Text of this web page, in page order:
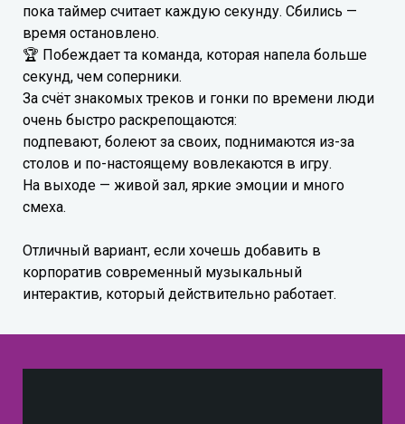
пока таймер считает каждую секунду. Сбились —
время остановлено.
🏆 Побеждает та команда, которая напела больше
секунд, чем соперники.
За счёт знакомых треков и гонки по времени люди
очень быстро раскрепощаются:
подпевают, болеют за своих, поднимаются из-за
столов и по-настоящему вовлекаются в игру.
На выходе — живой зал, яркие эмоции и много
смеха.
Отличный вариант, если хочешь добавить в
корпоратив современный музыкальный
интерактив, который действительно работает.